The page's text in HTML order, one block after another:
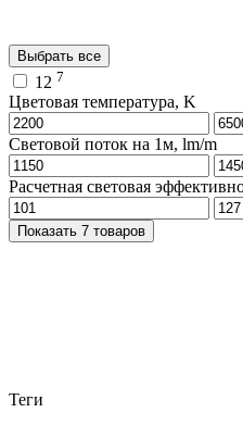
Выбрать все
12 7
Цветовая температура, K
Световой поток на 1м, lm/m
Расчетная световая
Показать 7 товаров
Теги